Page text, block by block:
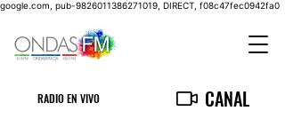
google.com, pub-9826011386271019, DIRECT, f08c47fec0942fa0
RADIO EN VIVO CANAL